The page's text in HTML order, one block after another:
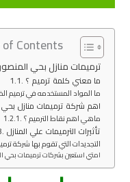
Contents
ترميمات منازل بحي
ما معني كلمة ترميم ؟
ما المواد المستخدمه في ترميم
اهم شركة ترميمات منازل بحي
ماهي اهم نقاط الترميم ؟
تأثيرات الترميمات علي المنازل
التجديدات التي تقوم بها شركة
امتي استعين بشركات ترميمات بحي